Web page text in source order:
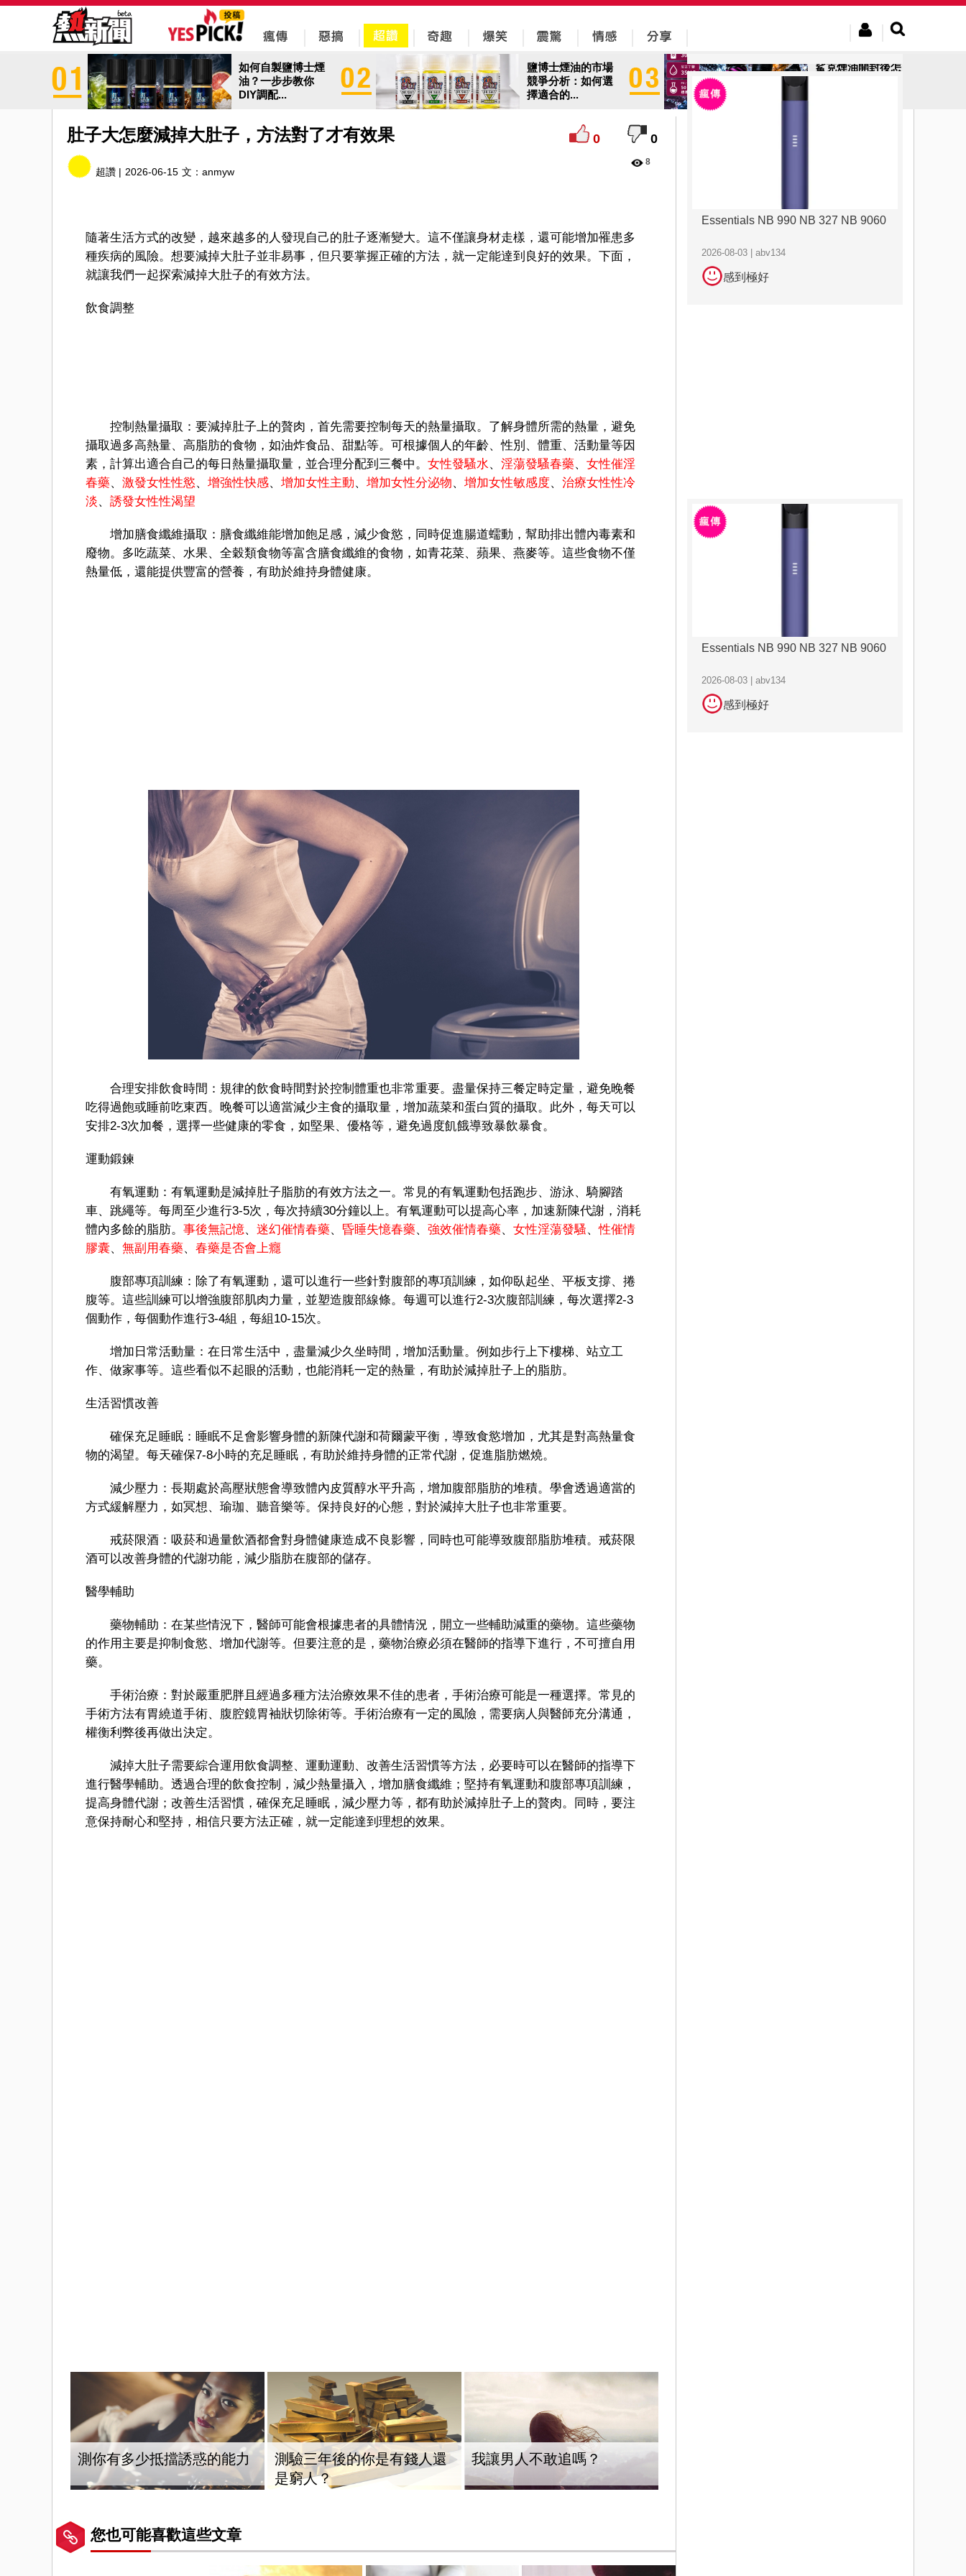
如何自製鹽博士煙
油？一步步教你
DIY調配...
鹽博士煙油的市場
競爭分析：如何選
擇適合的...
鯊克煙油開封後怎
肚子大怎麼減掉大肚子，方法對了才有效果 0 0
超讚 | 2026-06-15 文： anmyw
8
隨著生活方式的改變，越來越多的人發現自己的肚子逐漸變大。這不僅讓身材走樣，還可能增加罹患多
種疾病的風險。想要減掉大肚子並非易事，但只要掌握正確的方法，就一定能達到良好的效果。下面，
就讓我們一起探索減掉大肚子的有效方法。
飲食調整
控制熱量攝取：要減掉肚子上的贅肉，首先需要控制每天的熱量攝取。了解身體所需的熱量，避免
攝取過多高熱量、高脂肪的食物，如油炸食品、甜點等。可根據個人的年齡、性別、體重、活動量等因
素，計算出適合自己的每日熱量攝取量，並合理分配到三餐中。 女性發騷水、 淫蕩發騷春藥、 女性催淫
春藥、 激發女性性慾、 增強性快感、 增加女性主動、 增加女性分泌物、 增加女性敏感度、 治療女性性冷
淡、 誘發女性性渴望
增加膳食纖維攝取：膳食纖維能增加飽足感，減少食慾，同時促進腸道蠕動，幫助排出體內毒素和
廢物。多吃蔬菜、水果、全穀類食物等富含膳食纖維的食物，如青花菜、蘋果、燕麥等。這些食物不僅
熱量低，還能提供豐富的營養，有助於維持身體健康。
合理安排飲食時間：規律的飲食時間對於控制體重也非常重要。盡量保持三餐定時定量，避免晚餐
吃得過飽或睡前吃東西。晚餐可以適當減少主食的攝取量，增加蔬菜和蛋白質的攝取。此外，每天可以
安排2-3次加餐，選擇一些健康的零食，如堅果、優格等，避免過度飢餓導致暴飲暴食。
運動鍛鍊
有氧運動：有氧運動是減掉肚子脂肪的有效方法之一。常見的有氧運動包括跑步、游泳、騎腳踏
車、跳繩等。每周至少進行3-5次，每次持續30分鐘以上。有氧運動可以提高心率，加速新陳代謝，消耗
體內多餘的脂肪。 事後無記憶、 迷幻催情春藥、 昏睡失憶春藥、 強效催情春藥、 女性淫蕩發騷、性催情
膠囊、 無副用春藥、 春藥是否會上癮
腹部專項訓練：除了有氧運動，還可以進行一些針對腹部的專項訓練，如仰臥起坐、平板支撐、捲
腹等。這些訓練可以增強腹部肌肉力量，並塑造腹部線條。每週可以進行2-3次腹部訓練，每次選擇2-3
個動作，每個動作進行3-4組，每組10-15次。
增加日常活動量：在日常生活中，盡量減少久坐時間，增加活動量。例如步行上下樓梯、站立工
作、做家事等。這些看似不起眼的活動，也能消耗一定的熱量，有助於減掉肚子上的脂肪。
生活習慣改善
確保充足睡眠：睡眠不足會影響身體的新陳代謝和荷爾蒙平衡，導致食慾增加，尤其是對高熱量食
物的渴望。每天確保7-8小時的充足睡眠，有助於維持身體的正常代謝，促進脂肪燃燒。
減少壓力：長期處於高壓狀態會導致體內皮質醇水平升高，增加腹部脂肪的堆積。學會透過適當的
方式緩解壓力，如冥想、瑜珈、聽音樂等。保持良好的心態，對於減掉大肚子也非常重要。
戒菸限酒：吸菸和過量飲酒都會對身體健康造成不良影響，同時也可能導致腹部脂肪堆積。戒菸限
酒可以改善身體的代謝功能，減少脂肪在腹部的儲存。
醫學輔助
藥物輔助：在某些情況下，醫師可能會根據患者的具體情況，開立一些輔助減重的藥物。這些藥物
的作用主要是抑制食慾、增加代謝等。但要注意的是，藥物治療必須在醫師的指導下進行，不可擅自用
藥。
手術治療：對於嚴重肥胖且經過多種方法治療效果不佳的患者，手術治療可能是一種選擇。常見的
手術方法有胃繞道手術、腹腔鏡胃袖狀切除術等。手術治療有一定的風險，需要病人與醫師充分溝通，
權衡利弊後再做出決定。
減掉大肚子需要綜合運用飲食調整、運動運動、改善生活習慣等方法，必要時可以在醫師的指導下
進行醫學輔助。透過合理的飲食控制，減少熱量攝入，增加膳食纖維；堅持有氧運動和腹部專項訓練，
提高身體代謝；改善生活習慣，確保充足睡眠，減少壓力等，都有助於減掉肚子上的贅肉。同時，要注
意保持耐心和堅持，相信只要方法正確，就一定能達到理想的效果。
測你有多少抵擋誘惑的能力
測驗三年後的你是有錢人還
是窮人？
我讓男人不敢追嗎？
您也可能喜歡這些文章
Essentials NB 990 NB 327 NB 9060
2026-08-03 | abv134
感到極好
Essentials NB 990 NB 327 NB 9060
2026-08-03 | abv134
感到極好